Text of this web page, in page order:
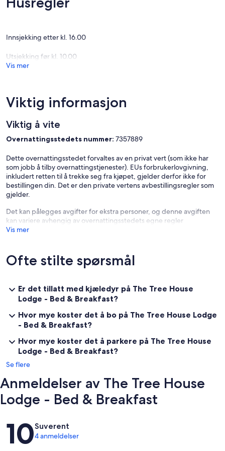
med flislegging av naturstein og en forfengelighet i tømmerbenk.
Slapp av i salongen med de to massive trærne som holder
tømmerloftet 9 meter over.
Len deg tilbake og nyt solnedgangen mens du nipper til en vin, spis
frokost med utsikt over fjellene i utearealene, eller ta en
Tren gjerne i det omfattende treningsstudioet nede. Det er mye
treningsstudioet er gratis for alle gjester.
Innsjekking etter kl. 16.00
Utsjekking før kl. 10.00
Vis mer
Viktig informasjon
Viktig å vite
Overnattingsstedets nummer: 7357889
Dette overnattingsstedet forvaltes av en privat vert (som ikke har
som jobb å tilby overnattingstjenester). EUs forbrukerlovgivning,
inkludert retten til å trekke seg fra kjøpet, gjelder derfor ikke for
bestillingen din. Det er den private vertens avbestillingsregler som
gjelder.
Det kan pålegges avgifter for ekstra personer, og denne avgiften
kan variere avhengig av overnattingsstedets egne regler
Vis mer
Ofte stilte spørsmål
Er det tillatt med kjæledyr på The Tree House
Lodge - Bed & Breakfast?
Hvor mye koster det å bo på The Tree House Lodge
- Bed & Breakfast?
Hvor mye koster det å parkere på The Tree House
Lodge - Bed & Breakfast?
Se flere
Anmeldelser av The Tree House
Lodge - Bed & Breakfast
Anmeldelser
10Suverent
4 anmeldelser